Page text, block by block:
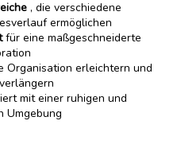
, die verschiedene
ermöglichen
für eine maßgeschneiderte
Organisation erleichtern und
mit einer ruhigen und
Umgebung